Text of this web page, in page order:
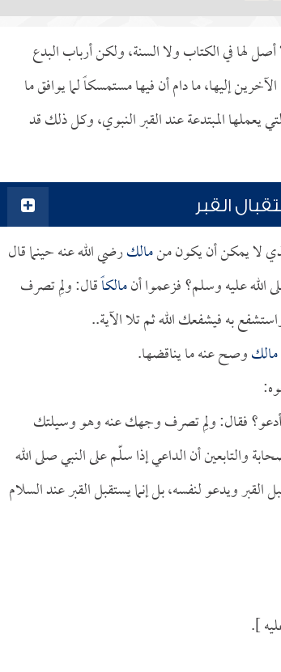
لها في الكتاب ولا السنة، ولكن أرباب البدع
إليها، ما دام أن فيها مستمسكاً لما يوافق ما
يعملها المبتدعة عند القبر النبوي، وكل ذلك قد
القبر
لا يمكن أن يكون منمالكرضي الله عنه حينما قال
الله عليه وسلم؟ فزعموا أنمالكاًقال: ولِم تصرف
به فيشفعك الله ثم تلا الآية..
مالكوصح عنه ما يناقضها.
وأدعو؟ فقال: ولِم تصرف وجهك عنه وهو وسيلتك
والتابعين أن الداعي إذا سلّم على النبي صلى الله
ويدعو لنفسه، بل إنما يستقبل القبر عند السلام
].